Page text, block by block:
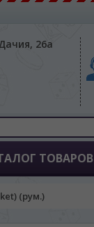
26а
ТОВАРОВ
(рум.)